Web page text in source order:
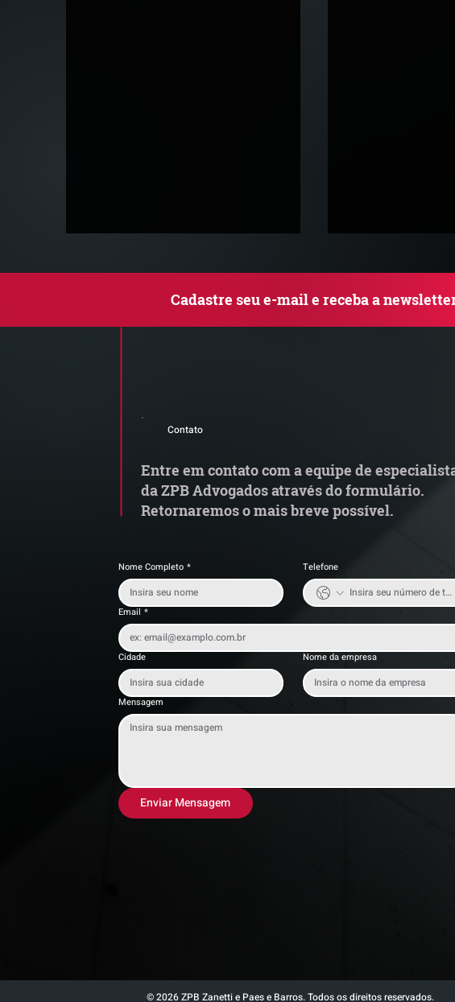
Alerta de Tentativa de
Cadastre seu e-mail e receba a
Contato
Entre em contato com a equipe de
da ZPB Advogados através do formulário.
Retornaremos o mais breve possível.
Nome Completo * Telefone
Email *
Cidade Nome da empresa
Mensagem
Enviar Mensagem
© 2026 ZPB Zanetti e Paes e Barros. Todos os direitos reservados.